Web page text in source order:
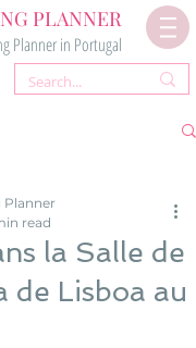
PLANNER
Planner in Portugal
la Salle de
de Lisboa au
Planner
read